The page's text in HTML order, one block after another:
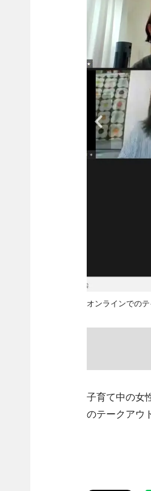
オンラインでの
子育て中の女
のテークアウ